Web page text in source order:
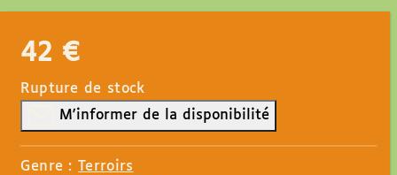
42 €
Rupture de stock
M'informer de la disponibilité
Genre :Terroirs